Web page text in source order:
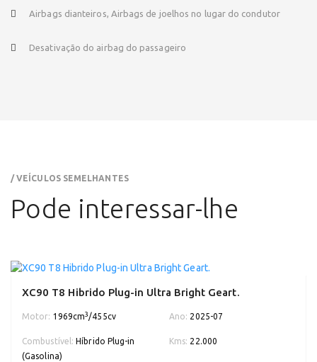
Airbags dianteiros, Airbags de joelhos no lugar do condutor
Desativação do airbag do passageiro
/ VEÍCULOS SEMELHANTES
Pode interessar-lhe
XC90 T8 Hibrido Plug-in Ultra Bright Geart.
Motor: 1969cm3/455cv Ano: 2025-07
Combustível: Híbrido Plug-in
(Gasolina)
Kms: 22.000